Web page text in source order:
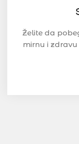
Želite da
mirnu i